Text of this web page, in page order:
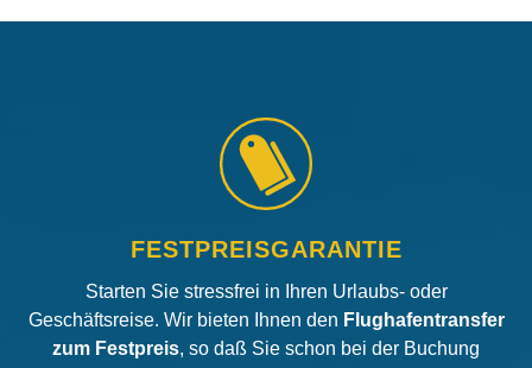
FESTPREISGARANTIE
Starten Sie stressfrei in Ihren Urlaubs- oder
Geschäftsreise. Wir bieten Ihnen den Flughafentransfer
zum Festpreis, so daß Sie schon bei der Buchung